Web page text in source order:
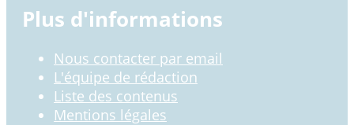
Plus d'informations
Nous contacter par email
L'équipe de rédaction
Liste des contenus
Mentions légales